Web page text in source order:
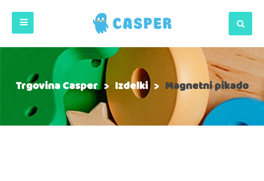
Trgovina Casper> Izdelki > Magnetni pikado